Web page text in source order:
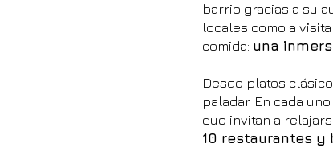
barrio gracias a su
locales como a
comida: una
Desde platos
paladar. En cada
que invitan a
10 restaurantes y